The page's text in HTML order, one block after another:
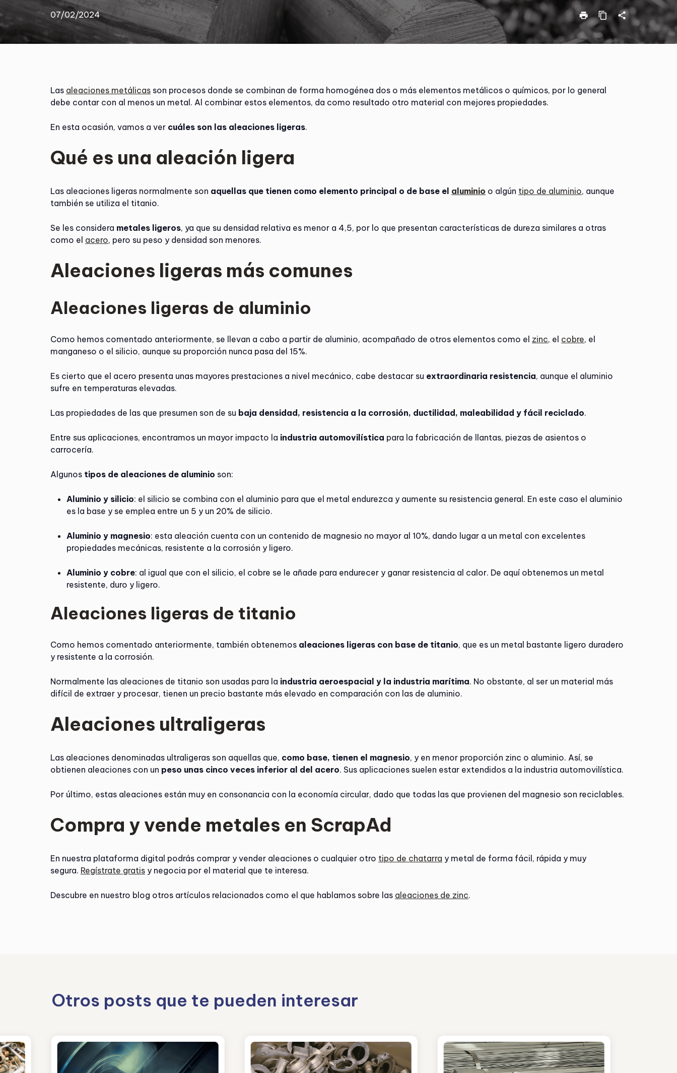
07/02/2024 print content_copy share
Las aleaciones metálicas son procesos donde se combinan de forma homogénea dos o más elementos metálicos o químicos, por lo general
debe contar con al menos un metal. Al combinar estos elementos, da como resultado otro material con mejores propiedades.
En esta ocasión, vamos a ver cuáles son las aleaciones ligeras.
Qué es una aleación ligera
Las aleaciones ligeras normalmente son aquellas que tienen como elemento principal o de base el aluminio o algún tipo de aluminio, aunque
también se utiliza el titanio.
Se les considera metales ligeros, ya que su densidad relativa es menor a 4,5, por lo que presentan características de dureza similares a otras
como el acero, pero su peso y densidad son menores.
Aleaciones ligeras más comunes
Aleaciones ligeras de aluminio
Como hemos comentado anteriormente, se llevan a cabo a partir de aluminio, acompañado de otros elementos como el zinc, el cobre, el
manganeso o el silicio, aunque su proporción nunca pasa del 15%.
Es cierto que el acero presenta unas mayores prestaciones a nivel mecánico, cabe destacar su extraordinaria resistencia, aunque el aluminio
sufre en temperaturas elevadas.
Las propiedades de las que presumen son de su baja densidad, resistencia a la corrosión, ductilidad, maleabilidad y fácil reciclado.
Entre sus aplicaciones, encontramos un mayor impacto la industria automovilística para la fabricación de llantas, piezas de asientos o
carrocería.
Algunos tipos de aleaciones de aluminio son:
Aluminio y silicio: el silicio se combina con el aluminio para que el metal endurezca y aumente su resistencia general. En este caso el aluminio
es la base y se emplea entre un 5 y un 20% de silicio.
Aluminio y magnesio: esta aleación cuenta con un contenido de magnesio no mayor al 10%, dando lugar a un metal con excelentes
propiedades mecánicas, resistente a la corrosión y ligero.
Aluminio y cobre: al igual que con el silicio, el cobre se le añade para endurecer y ganar resistencia al calor. De aquí obtenemos un metal
resistente, duro y ligero.
Aleaciones ligeras de titanio
Como hemos comentado anteriormente, también obtenemos aleaciones ligeras con base de titanio, que es un metal bastante ligero duradero
y resistente a la corrosión.
Normalmente las aleaciones de titanio son usadas para la industria aeroespacial y la industria marítima. No obstante, al ser un material más
difícil de extraer y procesar, tienen un precio bastante más elevado en comparación con las de aluminio.
Aleaciones ultraligeras
Las aleaciones denominadas ultraligeras son aquellas que, como base, tienen el magnesio, y en menor proporción zinc o aluminio. Así, se
obtienen aleaciones con un peso unas cinco veces inferior al del acero. Sus aplicaciones suelen estar extendidos a la industria automovilística.
Por último, estas aleaciones están muy en consonancia con la economía circular, dado que todas las que provienen del magnesio son reciclables.
Compra y vende metales en ScrapAd
En nuestra plataforma digital podrás comprar y vender aleaciones o cualquier otro tipo de chatarra y metal de forma fácil, rápida y muy
segura. Regístrate gratis y negocia por el material que te interesa.
Descubre en nuestro blog otros artículos relacionados como el que hablamos sobre las aleaciones de zinc.
Otros posts que te pueden interesar